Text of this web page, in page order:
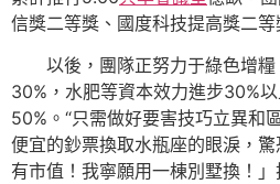
信獎二等獎、國度科技提高獎二等
以後，團隊正努力于綠色增
30%，水肥等資本效力進步30%
50%。“只需做好要害技巧立異和
便宜的鈔票換取水瓶座的眼淚，
有市值！我寧願用一棟別墅換！